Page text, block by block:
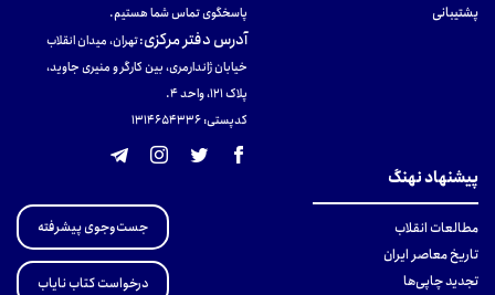
پشتیبانی
پاسخگوی تماس شما هستیم.
آدرس دفتر مرکزی:تهران، میدان انقلاب
خیابان ژاندارمری، بین کارگر و منیری جاوید،
پلاک 121، واحد ۴.
کدپستی: 131465433۶
پیشنهاد نهنگ
مطالعات انقلاب
تاریخ معاصر ایران
تجدید چاپی‌ها
جست‌وجوی پیشرفته
درخواست کتاب نایاب